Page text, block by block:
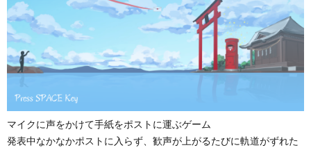
マイクに声をかけて手紙をポストに運ぶゲーム
発表中なかなかポストに入らず、歓声が上がるたびに軌道がずれた